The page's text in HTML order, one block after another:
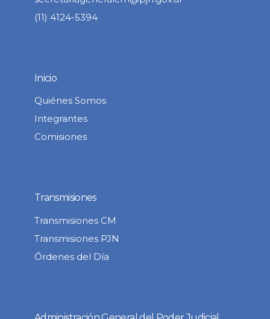
(11) 4124-5394
Inicio
Quiénes Somos
Integrantes
Comisiones
Transmisiones
Transmisiones CM
Transmisiones PJN
Órdenes del Día